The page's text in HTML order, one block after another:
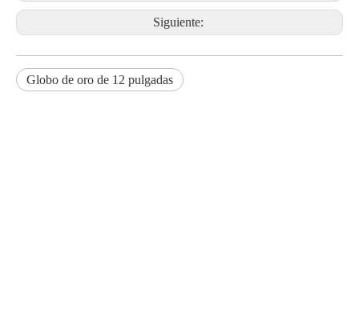
Siguiente:
Globo de oro de 12 pulgadas